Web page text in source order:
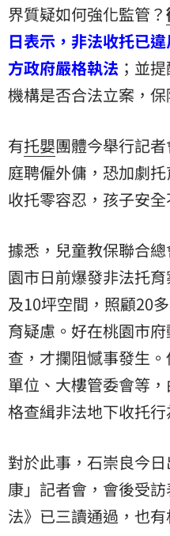
界質疑如何強化監管？
日表示，非法收托已
方政府嚴格執法 ；並
機構是否合法立案，保
有托嬰團體今舉行記
庭聘僱外傭，恐加劇
收托零容忍，孩子安全
據悉，兒童教保聯合
園市日前爆發非法托
及10坪空間，照顧20
育疑慮。好在桃園市
查，才攔阻憾事發生
單位、大樓管委會等
格查緝非法地下收托行
對於此事，石崇良今
康」記者會，會後受
法》已三讀通過，也